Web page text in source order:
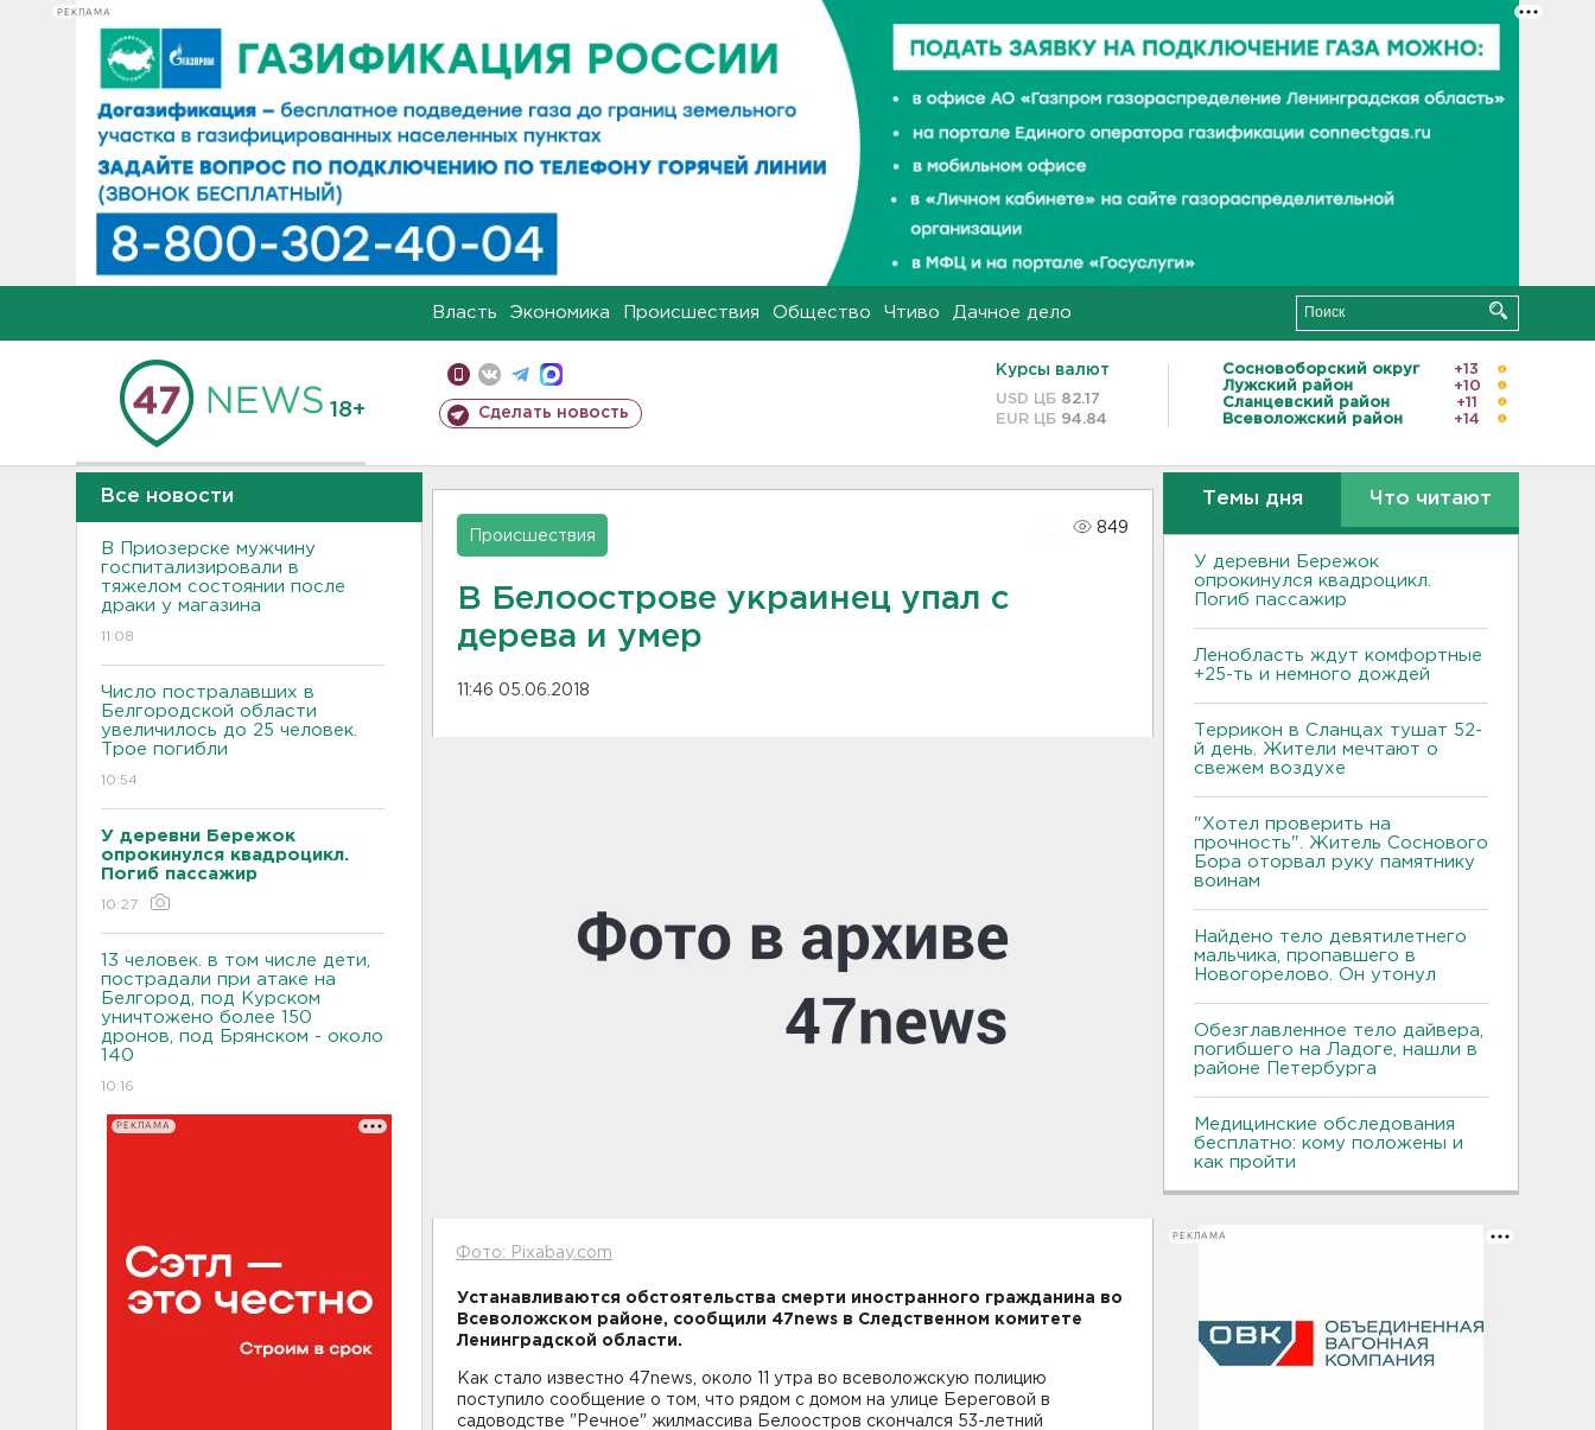
РЕКЛАМА
Власть Экономика Происшествия Общество Чтиво Дачное дело
18+ Сделать новость
Курсы валют
USD ЦБ 82.17
EUR ЦБ 94.84
Сосновоборский округ
+13
Лужский район
+10
Сланцевский район
+11
Всеволожский район
+14
Все новости
В Приозерске мужчину
госпитализировали в
тяжелом состоянии после
драки у магазина
11:08
Число постралавших в
Белгородской области
увеличилось до 25 человек.
Трое погибли
10:54
У деревни Бережок
опрокинулся квадроцикл.
Погиб пассажир
10:27
13 человек. в том числе дети,
пострадали при атаке на
Белгород, под Курском
уничтожено более 150
дронов, под Брянском - около
140
10:16
РЕКЛАМА
Происшествия
849
В Белоострове украинец упал с
дерева и умер
11:46 05.06.2018
Фото: Pixabay.com
Устанавливаются обстоятельства смерти иностранного гражданина во
Всеволожском районе, сообщили 47news в Следственном комитете
Ленинградской области.
Как стало известно 47news, около 11 утра во всеволожскую полицию
поступило сообщение о том, что рядом с домом на улице Береговой в
садоводстве "Речное" жилмассива Белоостров скончался 53-летний
Темы дня Что читают
У деревни Бережок
опрокинулся квадроцикл.
Погиб пассажир
Ленобласть ждут комфортные
+25-ть и немного дождей
Террикон в Сланцах тушат 52-
й день. Жители мечтают о
свежем воздухе
"Хотел проверить на
прочность". Житель Соснового
Бора оторвал руку памятнику
воинам
Найдено тело девятилетнего
мальчика, пропавшего в
Новогорелово. Он утонул
Обезглавленное тело дайвера,
погибшего на Ладоге, нашли в
районе Петербурга
Медицинские обследования
бесплатно: кому положены и
как пройти
РЕКЛАМА